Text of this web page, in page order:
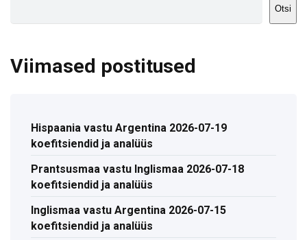
Otsi
Viimased postitused
Hispaania vastu Argentina 2026-07-19
koefitsiendid ja analüüs
Prantsusmaa vastu Inglismaa 2026-07-18
koefitsiendid ja analüüs
Inglismaa vastu Argentina 2026-07-15
koefitsiendid ja analüüs